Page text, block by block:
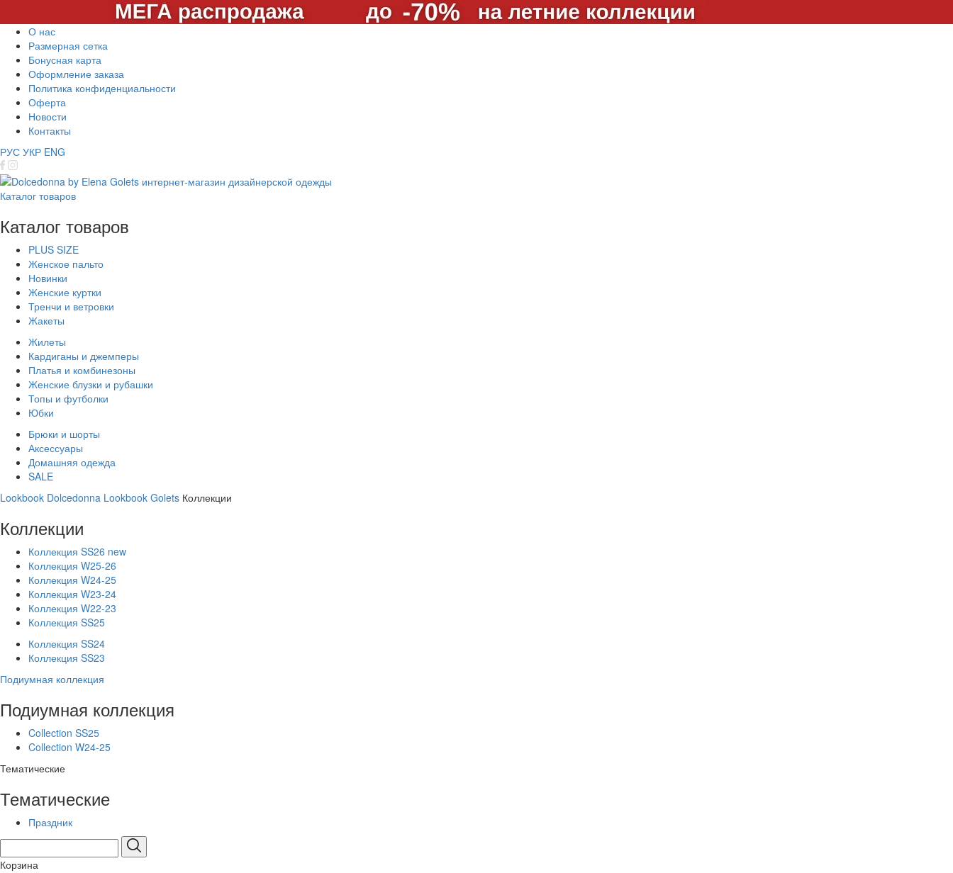
О нас
Размерная сетка
Бонусная карта
Оформление заказа
Политика конфиденциальности
Оферта
Новости
Контакты
РУС УКР ENG
Каталог товаров
Каталог товаров
PLUS SIZE
Женское пальто
Новинки
Женские куртки
Тренчи и ветровки
Жакеты
Жилеты
Кардиганы и джемперы
Платья и комбинезоны
Женские блузки и рубашки
Топы и футболки
Юбки
Брюки и шорты
Аксессуары
Домашняя одежда
SALE
Lookbook Dolcedonna Lookbook Golets Коллекции
Коллекции
Коллекция SS26 new
Коллекция W25-26
Коллекция W24-25
Коллекция W23-24
Коллекция W22-23
Коллекция SS25
Коллекция SS24
Коллекция SS23
Подиумная коллекция
Подиумная коллекция
Collection SS25
Collection W24-25
Тематические
Тематические
Праздник
Корзина